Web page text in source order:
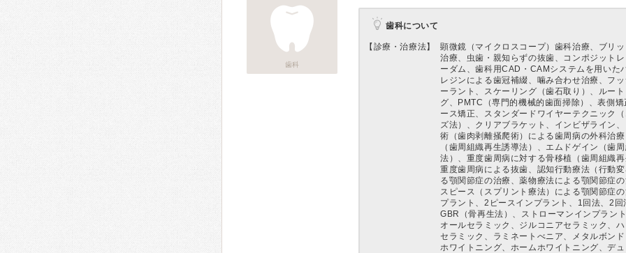
歯科
歯科について
【診療・治療法】
顕微鏡（マイクロスコープ）歯科治療、ブリ
治療、虫歯・親知らずの抜歯、コンポジット
ーダム、歯科用CAD・CAMシステムを用いた
レジンによる歯冠補綴、噛み合わせ治療、フ
ーラント、スケーリング（歯石取り）、ルー
グ、PMTC（専門的機械的歯面掃除）、表側
ース矯正、スタンダードワイヤーテクニック
ズ法）、クリアブラケット、インビザライン
術（歯肉剥離掻爬術）による歯周病の外科治
（歯周組織再生誘導法）、エムドゲイン（歯
法）、重度歯周病に対する骨移植（歯周組織
重度歯周病による抜歯、認知行動療法（行動
る顎関節症の治療、薬物療法による顎関節症
スピース（スプリント療法）による顎関節症
プラント、2ピースインプラント、1回法、2回
GBR（骨再生法）、ストローマンインプラン
オールセラミック、ジルコニアセラミック、
セラミック、ラミネートべニア、メタルボン
ホワイトニング、ホームホワイトニング、デ